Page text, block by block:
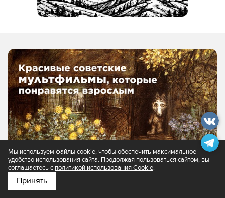
Подпишитесь на нас в
Мы используем файлы cookie, чтобы обеспечить максимальное
удобство использования сайта. Продолжая пользоваться сайтом, вы
соглашаетесь с политикой использования Cookie.
Принять